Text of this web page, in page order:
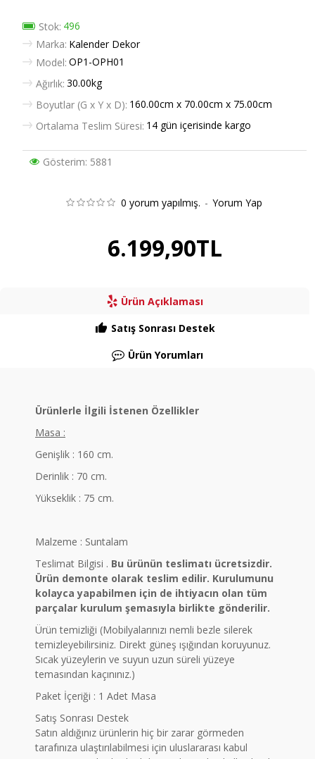
Stok: 496
Marka: Kalender Dekor
Model: OP1-OPH01
Ağırlık: 30.00kg
Boyutlar (G x Y x D): 160.00cm x 70.00cm x 75.00cm
Ortalama Teslim Süresi: 14 gün içerisinde kargo
Gösterim: 5881
0 yorum yapılmış. - Yorum Yap
6.199,90TL
Ürün Açıklaması
Satış Sonrası Destek
Ürün Yorumları
Ürünlerle İlgili İstenen Özellikler
Masa :
Genişlik : 160 cm.
Derinlik : 70 cm.
Yükseklik : 75 cm.
Malzeme : Suntalam
Teslimat Bilgisi . Bu ürünün teslimatı ücretsizdir.
Ürün demonte olarak teslim edilir. Kurulumunu
kolayca yapabilmen için de ihtiyacın olan tüm
parçalar kurulum şemasıyla birlikte gönderilir.
Ürün temizliği (Mobilyalarınızı nemli bezle silerek
temizleyebilirsiniz. Direkt güneş ışığından koruyunuz.
Sıcak yüzeylerin ve suyun uzun süreli yüzeye
temasından kaçınınız.)
Paket İçeriği : 1 Adet Masa
Satış Sonrası Destek
Satın aldığınız ürünlerin hiç bir zarar görmeden
tarafınıza ulaştırılabilmesi için uluslararası kabul